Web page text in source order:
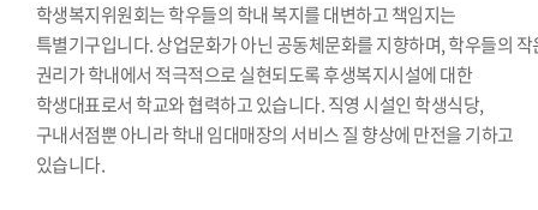
한국외대통역협회
한국외대119학군단
학생복지위원회는 학우들의 학내 복지를 대변하고 책임지는
특별기구입니다. 상업문화가 아닌 공동체문화를 지향하며, 학우들의 작
권리가 학내에서 적극적으로 실현되도록 후생복지시설에 대한
학생대표로서 학교와 협력하고 있습니다. 직영 시설인 학생식당,
구내서점뿐 아니라 학내 임대매장의 서비스 질 향상에 만전을 기하고
있습니다.